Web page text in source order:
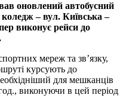
оновлений автобусний
– вул. Київська –
виконує рейси до
мереж та зв’язку,
курсують до
для мешканцiв
виконуючи в цей перiод